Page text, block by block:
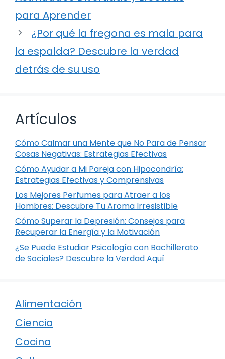
para Aprender
¿Por qué la fregona es mala para
la espalda? Descubre la verdad
detrás de su uso
Artículos
Cómo Calmar una Mente que No Para de Pensar
Cosas Negativas: Estrategias Efectivas
Cómo Ayudar a Mi Pareja con Hipocondría:
Estrategias Efectivas y Comprensivas
Los Mejores Perfumes para Atraer a los
Hombres: Descubre Tu Aroma Irresistible
Cómo Superar la Depresión: Consejos para
Recuperar la Energía y la Motivación
¿Se Puede Estudiar Psicología con Bachillerato
de Sociales? Descubre la Verdad Aquí
Alimentación
Ciencia
Cocina